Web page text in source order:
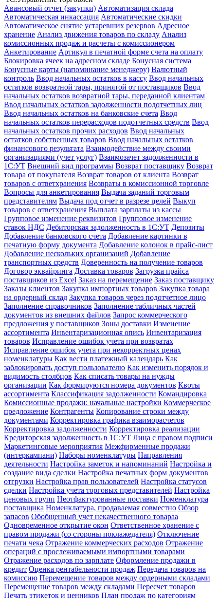
Авансовый отчет (закупки) Автоматизация склада
Автоматическая инкассация Автоматические скидки
Автоматическое снятие устаревших резервов Адресное
хранение Анализ движения товаров по складу Анализ
комиссионных продаж и расчеты с комиссионером
Анкетирование Артикул в печатной форме счета на оплату
Блокировка ячеек на адресном складе Бонусная система
Бонусные карты (напоминание менеджеру) Валютный
контроль Ввод начальных остатков в кассу Ввод начальных
остатков возвратной тары, принятой от поставщиков Ввод
начальных остатков возвратной тары, переданной клиентам
Ввод начальных остатков задолженности подотчетных лиц
Ввод начальных остатков на банковские счета Ввод
начальных остатков перерасходов подотчетных средств Ввод
начальных остатков прочих расходов Ввод начальных
остатков собственных товаров Ввод начальных остатков
финансового результата Взаимодействие между своими
организациями (учет услуг) Взаимозачет задолженности в
1С:УТ Внешний вид программы Возврат поставщику Возврат
товара от покупателя Возврат товаров от клиента Возврат
товаров с ответхранения Возвраты в комиссионной торговле
Вопросы для анкетирования Выдача заданий торговым
представителям Выдача под отчет в разрезе целей Выкуп
товаров с ответхранения Выплата зарплаты из кассы
Групповое изменение реквизитов Групповое изменение
ставок НДС Дебиторская задолженность в 1С:УТ Депозиты
Добавление банковского счета Добавление картинки в
печатную форму документа Добавление колонок в прайс-лист
Добавление нескольких организаций Добавление
транспортных средств Доверенность на получение товаров
Договор эквайринга Доставка товаров Загрузка прайса
поставщиков из Excel Заказ на перемещение Заказ поставщику
Заказы клиентов Закупка импортных товаров Закупка товара
на ордерный склад Закупка товаров через подотчетное лицо
Заполнение справочников Заполнение табличных частей
документов из внешних файлов Запрос коммерческого
предложения у поставщиков Зоны доставки Изменение
ассортимента Инвентаризационная опись Инвентаризация
товаров Исправление ошибок учета при возвратах
Исправление ошибок учета при некорректных ценах
номенклатуры Как вести платежный календарь Как
заблокировать доступ пользователю Как изменить порядок и
видимость столбцов Как списать товары на нужды
организации Как формируются номера документов Квоты
ассортимента Классификация задолженности Командировка
Комиссионные продажи: начальные настройки Коммерческое
предложение Контрагенты Копирование строки между
документами Корректировка графика взаиморасчетов
Корректировка задолженности Корректировка реализации
Кредиторская задолженность в 1С:УТ Лица с правом подписи
Маркетинговые мероприятия Межфирменные продажи
(интеркампани) Наборы номенклатуры Направления
деятельности Настройка заметок и напоминаний Настройка и
создание вида сделки Настройка печатных форм документов
отгрузки Настройка прав пользователей Настройка статусов
сделки Настройка учета торговых представителей Настройка
ценовых групп Неотфактурованные поставки Номенклатура
поставщика Номенклатура, продаваемая совместно Обзор
запасов Обобщенный учет некачественного товараа
Одновременное открытие окон Ответственное хранение с
правом продажи (со стороны поклажедателя) Отключение
печати чека Отражение коммерческих расходов Отражение
операций с прослеживаемыми импортными товарами
Отражение расходов по зарплате Оформление продажи в
кредит Оценка рентабельности продаж Передача товаров на
комиссию Перемещение товаров между ордерными складами
Перемещение товаров между складами Пересчет товаров
Печать этикеток и ценников План продаж по категориям